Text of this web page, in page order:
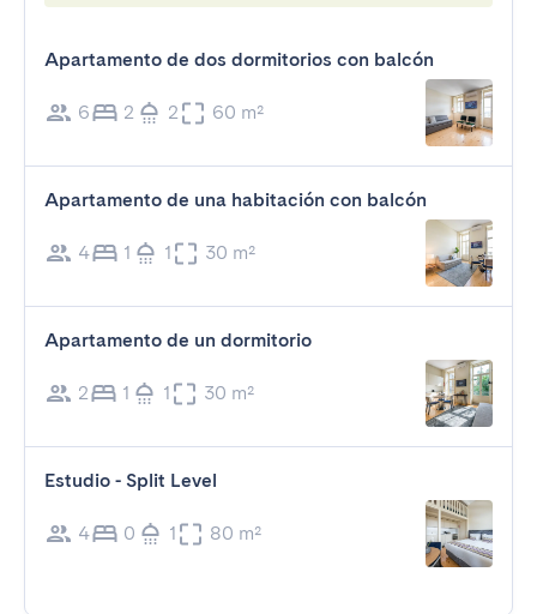
Apartamento de dos dormitorios con balcón
6 2 2 60 m²
Apartamento de una habitación con balcón
4 1 1 30 m²
Apartamento de un dormitorio
2 1 1 30 m²
Estudio - Split Level
4 0 1 80 m²